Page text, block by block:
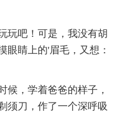
玩吧！可是，我没有胡
眼睛上的'眉毛，又想：
候，学着爸爸的样子，
须刀，作了一个深呼吸